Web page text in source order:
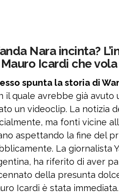
Nara incinta?
Icardi che
spunta la storia di
il quale avrebbe già avuto
un videoclip. La notizia
ma fonti vicine
aspettando la fine del
La giornalista
ha riferito di aver
della presunta
Icardi è stata